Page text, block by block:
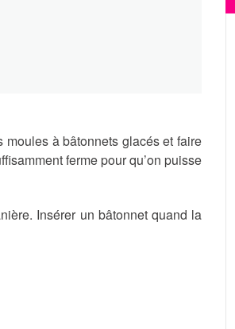
à bâtonnets glacés et faire
ferme pour qu’on puisse
Insérer un bâtonnet quand la